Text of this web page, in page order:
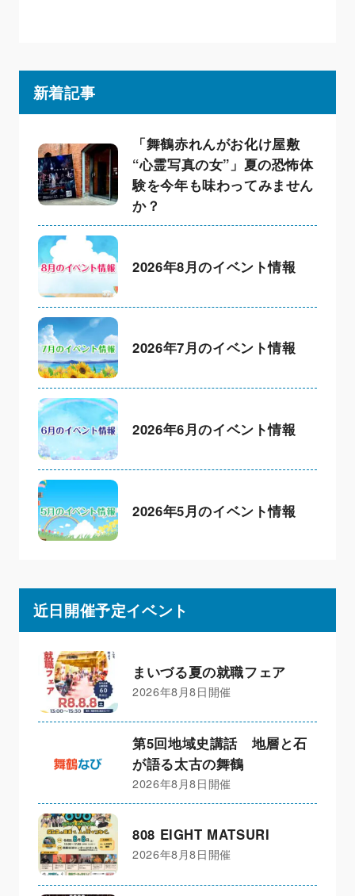
新着記事
「舞鶴赤れんがお化け屋敷
“心霊写真の女”」夏の恐怖体
験を今年も味わってみません
か？
2026年8月のイベント情報
2026年7月のイベント情報
2026年6月のイベント情報
2026年5月のイベント情報
近日開催予定イベント
まいづる夏の就職フェア
2026年8月8日開催
第5回地域史講話 地層と石
が語る太古の舞鶴
2026年8月8日開催
808 EIGHT MATSURI
2026年8月8日開催